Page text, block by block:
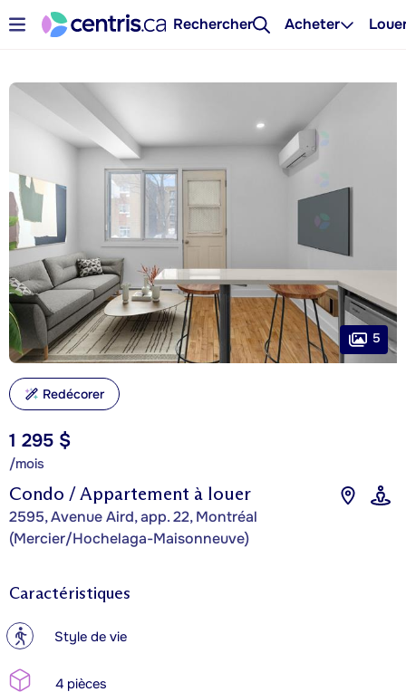
Rechercher Acheter
Condo / Appartement à louer
2595, Avenue Aird, app. 22, Montréal
(Mercier/Hochelaga-Maisonneuve)
1 295 $
/mois
5
Redécorer
Caractéristiques
? Style de vie
4 pièces